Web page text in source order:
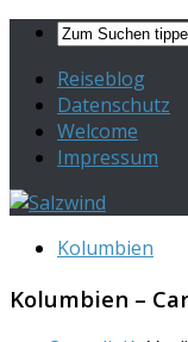
Reiseblog
Datenschutz
Welcome
Impressum
Kolumbien
Kolumbien –